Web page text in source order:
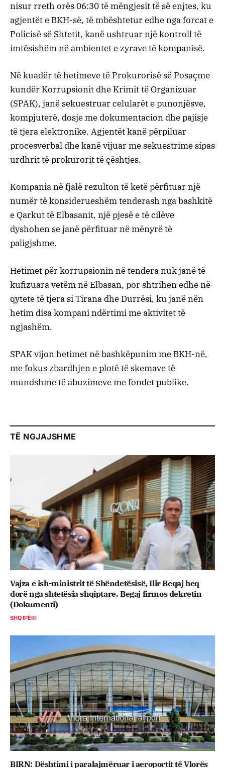
nisur rreth orës 06:30 të mëngjesit të së enjtes, ku
agjentët e BKH-së, të mbështetur edhe nga forcat e
Policisë së Shtetit, kanë ushtruar një kontroll të
imtësishëm në ambientet e zyrave të kompanisë.
Në kuadër të hetimeve të Prokurorisë së Posaçme
kundër Korrupsionit dhe Krimit të Organizuar
(SPAK), janë sekuestruar celularët e punonjësve,
kompjuterë, dosje me dokumentacion dhe pajisje
të tjera elektronike. Agjentët kanë përpiluar
procesverbal dhe kanë vijuar me sekuestrime sipas
urdhrit të prokurorit të çështjes.
Kompania në fjalë rezulton të ketë përfituar një
numër të konsiderueshëm tenderash nga bashkitë
e Qarkut të Elbasanit, një pjesë e të cilëve
dyshohen se janë përfituar në mënyrë të
paligjshme.
Hetimet për korrupsionin në tendera nuk janë të
kufizuara vetëm në Elbasan, por shtrihen edhe në
qytete të tjera si Tirana dhe Durrësi, ku janë nën
hetim disa kompani ndërtimi me aktivitet të
ngjashëm.
SPAK vijon hetimet në bashkëpunim me BKH-në,
me fokus zbardhjen e plotë të skemave të
mundshme të abuzimeve me fondet publike.
TË NGJAJSHME
Vajza e ish-ministrit të Shëndetësisë, Ilir Beqaj heq
dorë nga shtetësia shqiptare. Begaj firmos dekretin
(Dokumenti)
SHQIPËRI
BIRN: Dështimi i paralajmëruar i aeroportit të Vlorës